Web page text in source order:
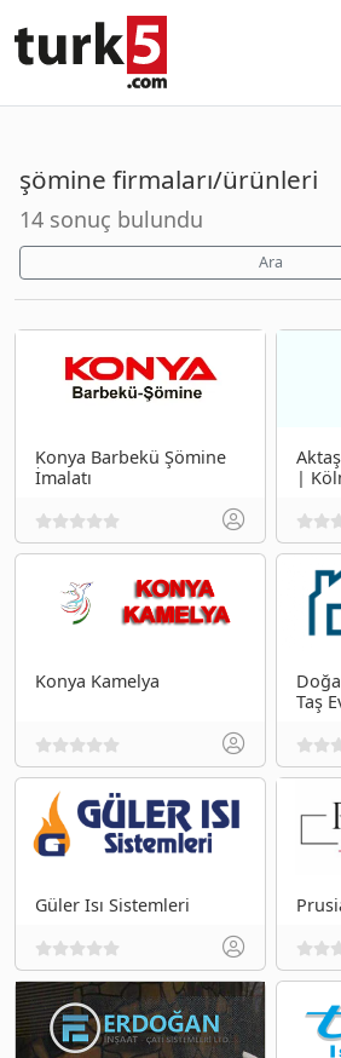
şömine firmaları/ürünleri
14 sonuç bulundu
Ara
Konya Barbekü Şömine
İmalatı
|
Konya Kamelya
Taş
Güler Isı Sistemleri